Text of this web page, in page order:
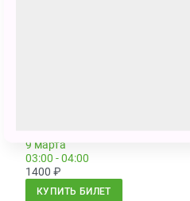
9 марта
03:00 - 04:00
1400 ₽
КУПИТЬ БИЛЕТ